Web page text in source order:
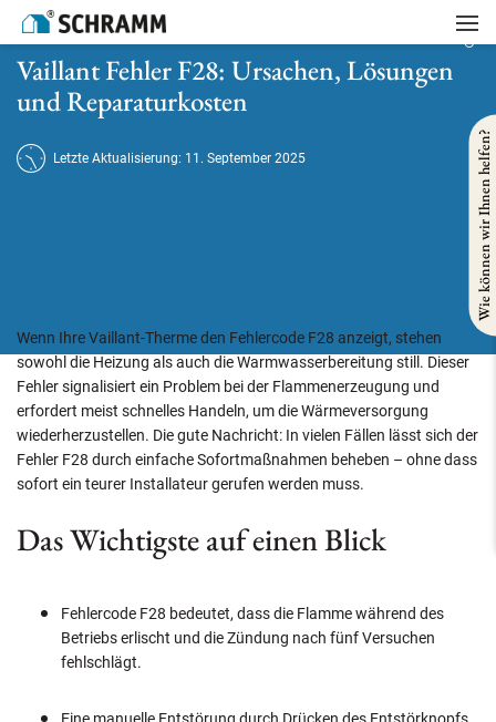
Startseite
Vaillant Fehler F28: Ursachen, Lösungen und Reparaturkosten
Vaillant Fehler F28: Ursachen, Lösungen
und Reparaturkosten
Letzte Aktualisierung: 11. September 2025
Wenn Ihre Vaillant-Therme den Fehlercode F28 anzeigt, stehen
sowohl die Heizung als auch die Warmwasserbereitung still. Dieser
Fehler signalisiert ein Problem bei der Flammenerzeugung und
erfordert meist schnelles Handeln, um die Wärmeversorgung
wiederherzustellen. Die gute Nachricht: In vielen Fällen lässt sich der
Fehler F28 durch einfache Sofortmaßnahmen beheben – ohne dass
sofort ein teurer Installateur gerufen werden muss.
Das Wichtigste auf einen Blick
Fehlercode F28 bedeutet, dass die Flamme während des
Betriebs erlischt und die Zündung nach fünf Versuchen
fehlschlägt.
Wie können wir Ihnen helfen?